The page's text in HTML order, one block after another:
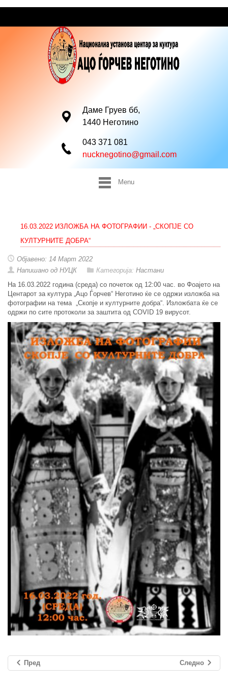
Даме Груев бб,
1440 Неготино
043 371 081
nucknegotino@gmail.com
Menu
16.03.2022 ИЗЛОЖБА НА ФОТОГРАФИИ - „СКОПЈЕ СО
КУЛТУРНИТЕ ДОБРА“
Објавено: 14 Март 2022
Напишано од НУЦК
Категорија: Настани
На 16.03.2022 година (среда) со почеток од 12:00 час. во Фоајето на
Центарот за култура „Ацо Ѓорчев“ Неготино ќе се одржи изложба на
фотографии на тема „Скопје и културните добра“. Изложбата ќе се
одржи по сите протоколи за заштита од COVID 19 вирусот.
Пред Следно